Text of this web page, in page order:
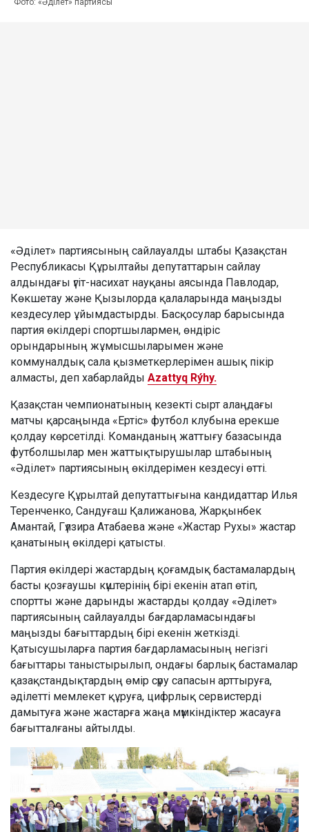
Фото: «Әділет» партиясы
«Әділет» партиясының сайлауалды штабы Қазақстан
Республикасы Құрылтайы депутаттарын сайлау
алдындағы үгіт-насихат науқаны аясында Павлодар,
Көкшетау және Қызылорда қалаларында маңызды
кездесулер ұйымдастырды. Басқосулар барысында
партия өкілдері спортшылармен, өндіріс
орындарының жұмысшыларымен және
коммуналдық сала қызметкерлерімен ашық пікір
алмасты, деп хабарлайды Azattyq Rýhy.
Қазақстан чемпионатының кезекті сырт алаңдағы
матчы қарсаңында «Ертіс» футбол клубына ерекше
қолдау көрсетілді. Команданың жаттығу базасында
футболшылар мен жаттықтырушылар штабының
«Әділет» партиясының өкілдерімен кездесуі өтті.
Кездесуге Құрылтай депутаттығына кандидаттар Илья
Теренченко, Сандуғаш Қалижанова, Жарқынбек
Амантай, Гүлзира Атабаева және «Жастар Рухы» жастар
қанатының өкілдері қатысты.
Партия өкілдері жастардың қоғамдық бастамалардың
басты қозғаушы күштерінің бірі екенін атап өтіп,
спортты және дарынды жастарды қолдау «Әділет»
партиясының сайлауалды бағдарламасындағы
маңызды бағыттардың бірі екенін жеткізді.
Қатысушыларға партия бағдарламасының негізгі
бағыттары таныстырылып, ондағы барлық бастамалар
қазақстандықтардың өмір сүру сапасын арттыруға,
әділетті мемлекет құруға, цифрлық сервистерді
дамытуға және жастарға жаңа мүмкіндіктер жасауға
бағытталғаны айтылды.